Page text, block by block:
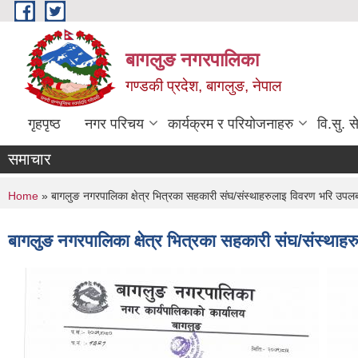
Skip to main content
बागलुङ नगरपालिका
गण्डकी प्रदेश, बागलुङ, नेपाल
गृहपृष्ठ नगर परिचय कार्यक्रम र परियोजनाहरु वि.सु.
समाचार
You are here
Home » बागलुङ नगरपालिका क्षेत्र भित्रका सहकारी संघ/संस्थाहरुलाइ विवरण भरि
बागलुङ नगरपालिका क्षेत्र भित्रका सहकारी संघ/